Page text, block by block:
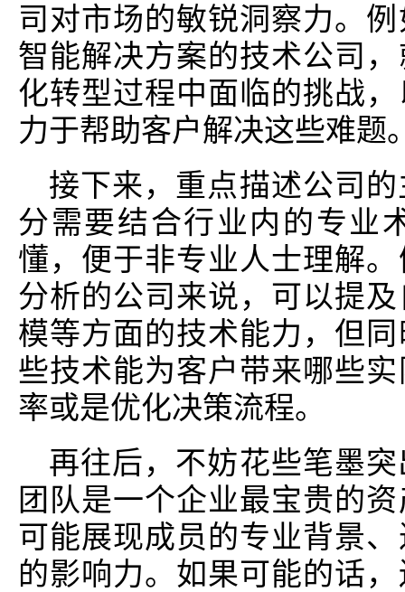
司对市场的敏锐洞察力。
智能解决方案的技术公司
化转型过程中面临的挑战
力于帮助客户解决这些难题
接下来，重点描述公司
分需要结合行业内的专业
懂，便于非专业人士理解
分析的公司来说，可以提
模等方面的技术能力，但
些技术能为客户带来哪些
率或是优化决策流程。
再往后，不妨花些笔墨
团队是一个企业最宝贵的
可能展现成员的专业背景
的影响力。如果可能的话